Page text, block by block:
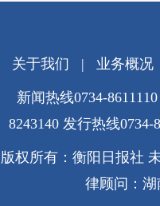
关于我们 | 业务概况
新闻热线0734-
8243140 发行热线0734-
版权所有：衡阳日报社
律顾问：